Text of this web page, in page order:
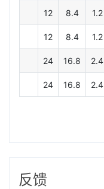
12 8.4 1.2
12 8.4 1.2
24 16.8 2.4
24 16.8 2.4
反馈